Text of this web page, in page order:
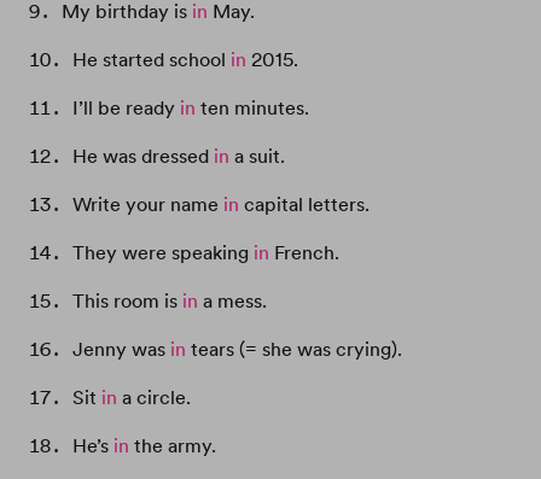
My birthday is in May.
He started school in 2015.
I’ll be ready in ten minutes.
He was dressed in a suit.
Write your name in capital letters.
They were speaking in French.
This room is in a mess.
Jenny was in tears (= she was crying).
Sit in a circle.
He’s in the army.